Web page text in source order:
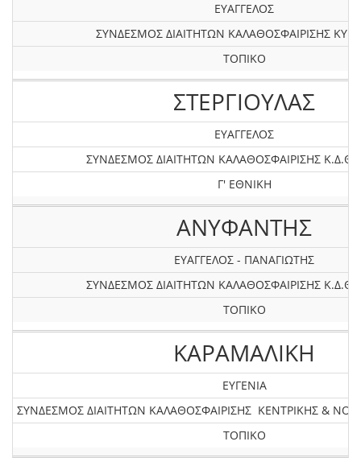
ΕΥΑΓΓΕΛΟΣ
ΣΥΝΔΕΣΜΟΣ ΔΙΑΙΤΗΤΩΝ ΚΑΛΑΘΟΣΦΑΙΡΙΣΗΣ
ΤΟΠΙΚΟ
ΣΤΕΡΓΙΟΥΛΑΣ
ΕΥΑΓΓΕΛΟΣ
ΣΥΝΔΕΣΜΟΣ ΔΙΑΙΤΗΤΩΝ ΚΑΛΑΘΟΣΦΑΙΡΙΣΗΣ
Γ' ΕΘΝΙΚΗ
ΑΝΥΦΑΝΤΗΣ
ΕΥΑΓΓΕΛΟΣ - ΠΑΝΑΓΙΩΤΗΣ
ΣΥΝΔΕΣΜΟΣ ΔΙΑΙΤΗΤΩΝ ΚΑΛΑΘΟΣΦΑΙΡΙΣΗΣ
ΤΟΠΙΚΟ
ΚΑΡΑΜΑΛΙΚΗ
ΕΥΓΕΝΙΑ
ΣΥΝΔΕΣΜΟΣ ΔΙΑΙΤΗΤΩΝ ΚΑΛΑΘΟΣΦΑΙΡΙΣΗΣ ΚΕΝΤΡΙΚΗΣ &
ΤΟΠΙΚΟ